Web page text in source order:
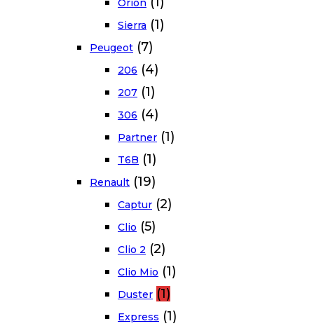
Sierra (1)
Peugeot (7)
206 (4)
207 (1)
306 (4)
Partner (1)
T6B (1)
Renault (19)
Captur (2)
Clio (5)
Clio 2 (2)
Clio Mio (1)
Duster (1)
Express (1)